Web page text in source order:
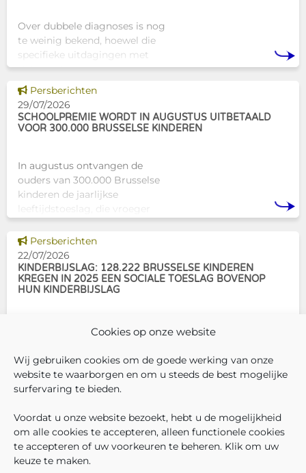
Cookies op onze website
Wij gebruiken cookies om de goede werking van onze
website te waarborgen en om u steeds de best mogelijke
surfervaring te bieden.
Voordat u onze website bezoekt, hebt u de mogelijkheid
om alle cookies te accepteren, alleen functionele cookies
te accepteren of uw voorkeuren te beheren. Klik om uw
keuze te maken.
Over dubbele diagnoses is nog
te weinig bekend, hoewel die
specifieke uitdagingen met
zich meebrengen voor zowel
professionals als naasten. In
Brussel biedt Atelier Tam-Tam
een concrete oplossing in
Dit nieuws tonen
Persberichten
29/07/2026
SCHOOLPREMIE WORDT IN AUGUSTUS UITBETAALD
VOOR 300.000 BRUSSELSE KINDEREN
In augustus ontvangen de
ouders van 300.000 Brusselse
kinderen de jaarlijkse
leeftijdstoeslag, die vroeger
schoolpremie. Deze financiële
ondersteuning helpt gezinnen
om de kosten
Dit nieuws tonen
Persberichten
22/07/2026
KINDERBIJSLAG: 128.222 BRUSSELSE KINDEREN
KREGEN IN 2025 EEN SOCIALE TOESLAG BOVENOP
HUN KINDERBIJSLAG
In december 2025 hadden
304.966 Brusselse kinderen
recht op kinderbijslag. Van hen
ontvingen 128.222 kinderen ook
een sociale toeslag boven op
komt overeen met 42,04% van
WIE ZIJN WIJ ?
WERKEN BIJ ONS
ALLE NIEUWSBERICHTEN
TRANSPARANTIE
CONTACTEER ONS